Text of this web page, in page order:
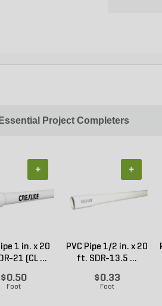
Essential Project Completers
1 in. x 20
21 (CL ...
$0.50
Foot
+
PVC Pipe 1/2 in. x 20
ft. SDR-13.5 ...
$0.33
Foot
+